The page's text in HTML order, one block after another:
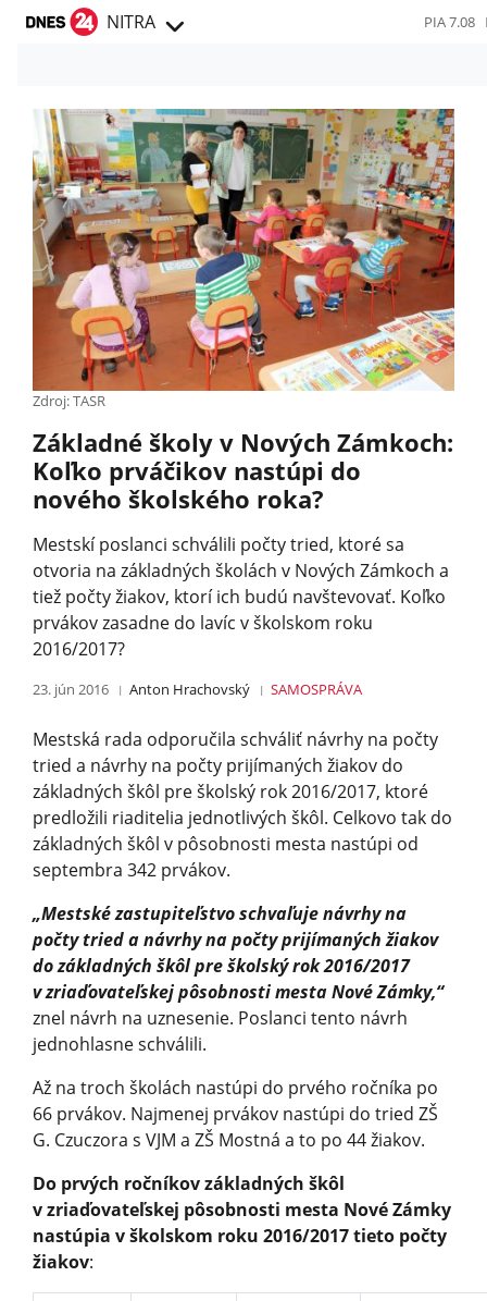
NITRA PIA 7.08
Zdroj: TASR
Základné školy v Nových Zámkoch:
Koľko prváčikov nastúpi do
nového školského roka?
Mestskí poslanci schválili počty tried, ktoré sa
otvoria na základných školách v Nových Zámkoch a
tiež počty žiakov, ktorí ich budú navštevovať. Koľko
prvákov zasadne do lavíc v školskom roku
2016/2017?
23. jún 2016 Anton Hrachovský SAMOSPRÁVA
Mestská rada odporučila schváliť návrhy na počty
tried a návrhy na počty prijímaných žiakov do
základných škôl pre školský rok 2016/2017, ktoré
predložili riaditelia jednotlivých škôl. Celkovo tak do
základných škôl v pôsobnosti mesta nastúpi od
septembra 342 prvákov.
„Mestské zastupiteľstvo schvaľuje návrhy na
počty tried a návrhy na počty prijímaných žiakov
do základných škôl pre školský rok 2016/2017
v zriaďovateľskej pôsobnosti mesta Nové Zámky,“
znel návrh na uznesenie. Poslanci tento návrh
jednohlasne schválili.
Až na troch školách nastúpi do prvého ročníka po
66 prvákov. Najmenej prvákov nastúpi do tried ZŠ
G. Czuczora s VJM a ZŠ Mostná a to po 44 žiakov.
Do prvých ročníkov základných škôl
v zriaďovateľskej pôsobnosti mesta Nové Zámky
nastúpia v školskom roku 2016/2017 tieto počty
žiakov: